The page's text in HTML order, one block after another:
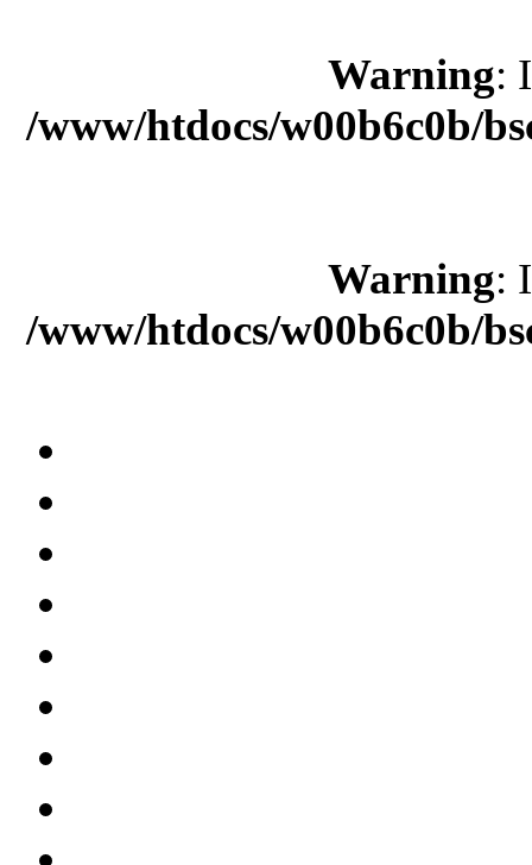
Warning:
/www/htdocs/w00b6c0b/
Warning:
/www/htdocs/w00b6c0b/